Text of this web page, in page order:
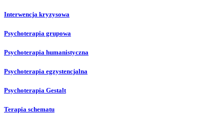
Interwencja kryzysowa
Psychoterapia grupowa
Psychoterapia humanistyczna
Psychoterapia egzystencjalna
Psychoterapia Gestalt
Terapia schematu